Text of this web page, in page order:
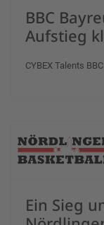
BBC
Aufstieg
CYBEX Talents
Ein Sieg